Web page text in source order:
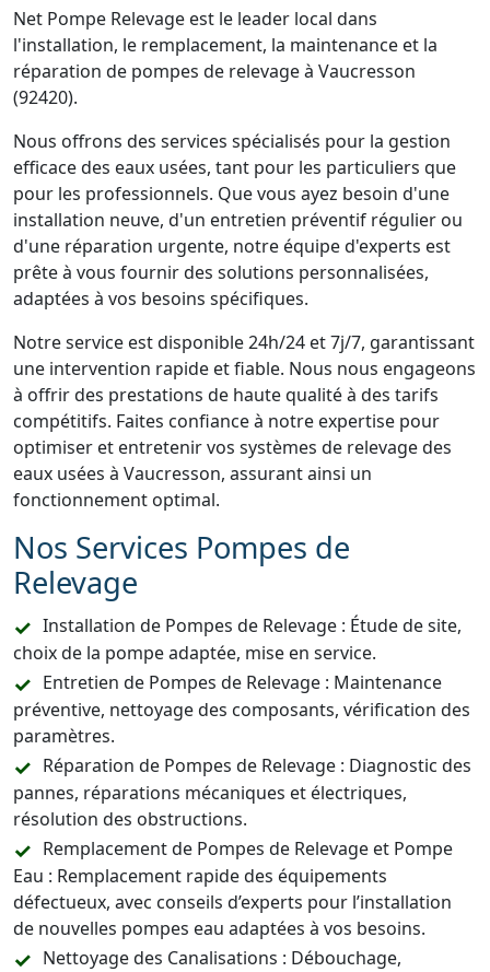
Net Pompe Relevage est le leader local dans
l'installation, le remplacement, la maintenance et la
réparation de pompes de relevage à Vaucresson
(92420).
Nous offrons des services spécialisés pour la gestion
efficace des eaux usées, tant pour les particuliers que
pour les professionnels. Que vous ayez besoin d'une
installation neuve, d'un entretien préventif régulier ou
d'une réparation urgente, notre équipe d'experts est
prête à vous fournir des solutions personnalisées,
adaptées à vos besoins spécifiques.
Notre service est disponible 24h/24 et 7j/7, garantissant
une intervention rapide et fiable. Nous nous engageons
à offrir des prestations de haute qualité à des tarifs
compétitifs. Faites confiance à notre expertise pour
optimiser et entretenir vos systèmes de relevage des
eaux usées à Vaucresson, assurant ainsi un
fonctionnement optimal.
Nos Services Pompes de
Relevage
Installation de Pompes de Relevage : Étude de site,
choix de la pompe adaptée, mise en service.
Entretien de Pompes de Relevage : Maintenance
préventive, nettoyage des composants, vérification des
paramètres.
Réparation de Pompes de Relevage : Diagnostic des
pannes, réparations mécaniques et électriques,
résolution des obstructions.
Remplacement de Pompes de Relevage et Pompe
Eau : Remplacement rapide des équipements
défectueux, avec conseils d’experts pour l’installation
de nouvelles pompes eau adaptées à vos besoins.
Nettoyage des Canalisations : Débouchage,